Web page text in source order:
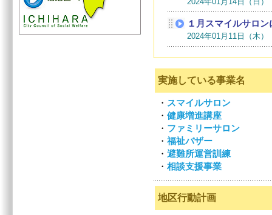
実施している事業名
・ スマイルサロン
・ 健康増進講座
・ ファミリーサロン
・ 福祉バザー
・ 避難所運営訓練
・ 相談支援事業
地区行動計画